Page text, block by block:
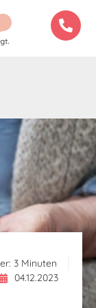
3 Minuten
04.12.2023